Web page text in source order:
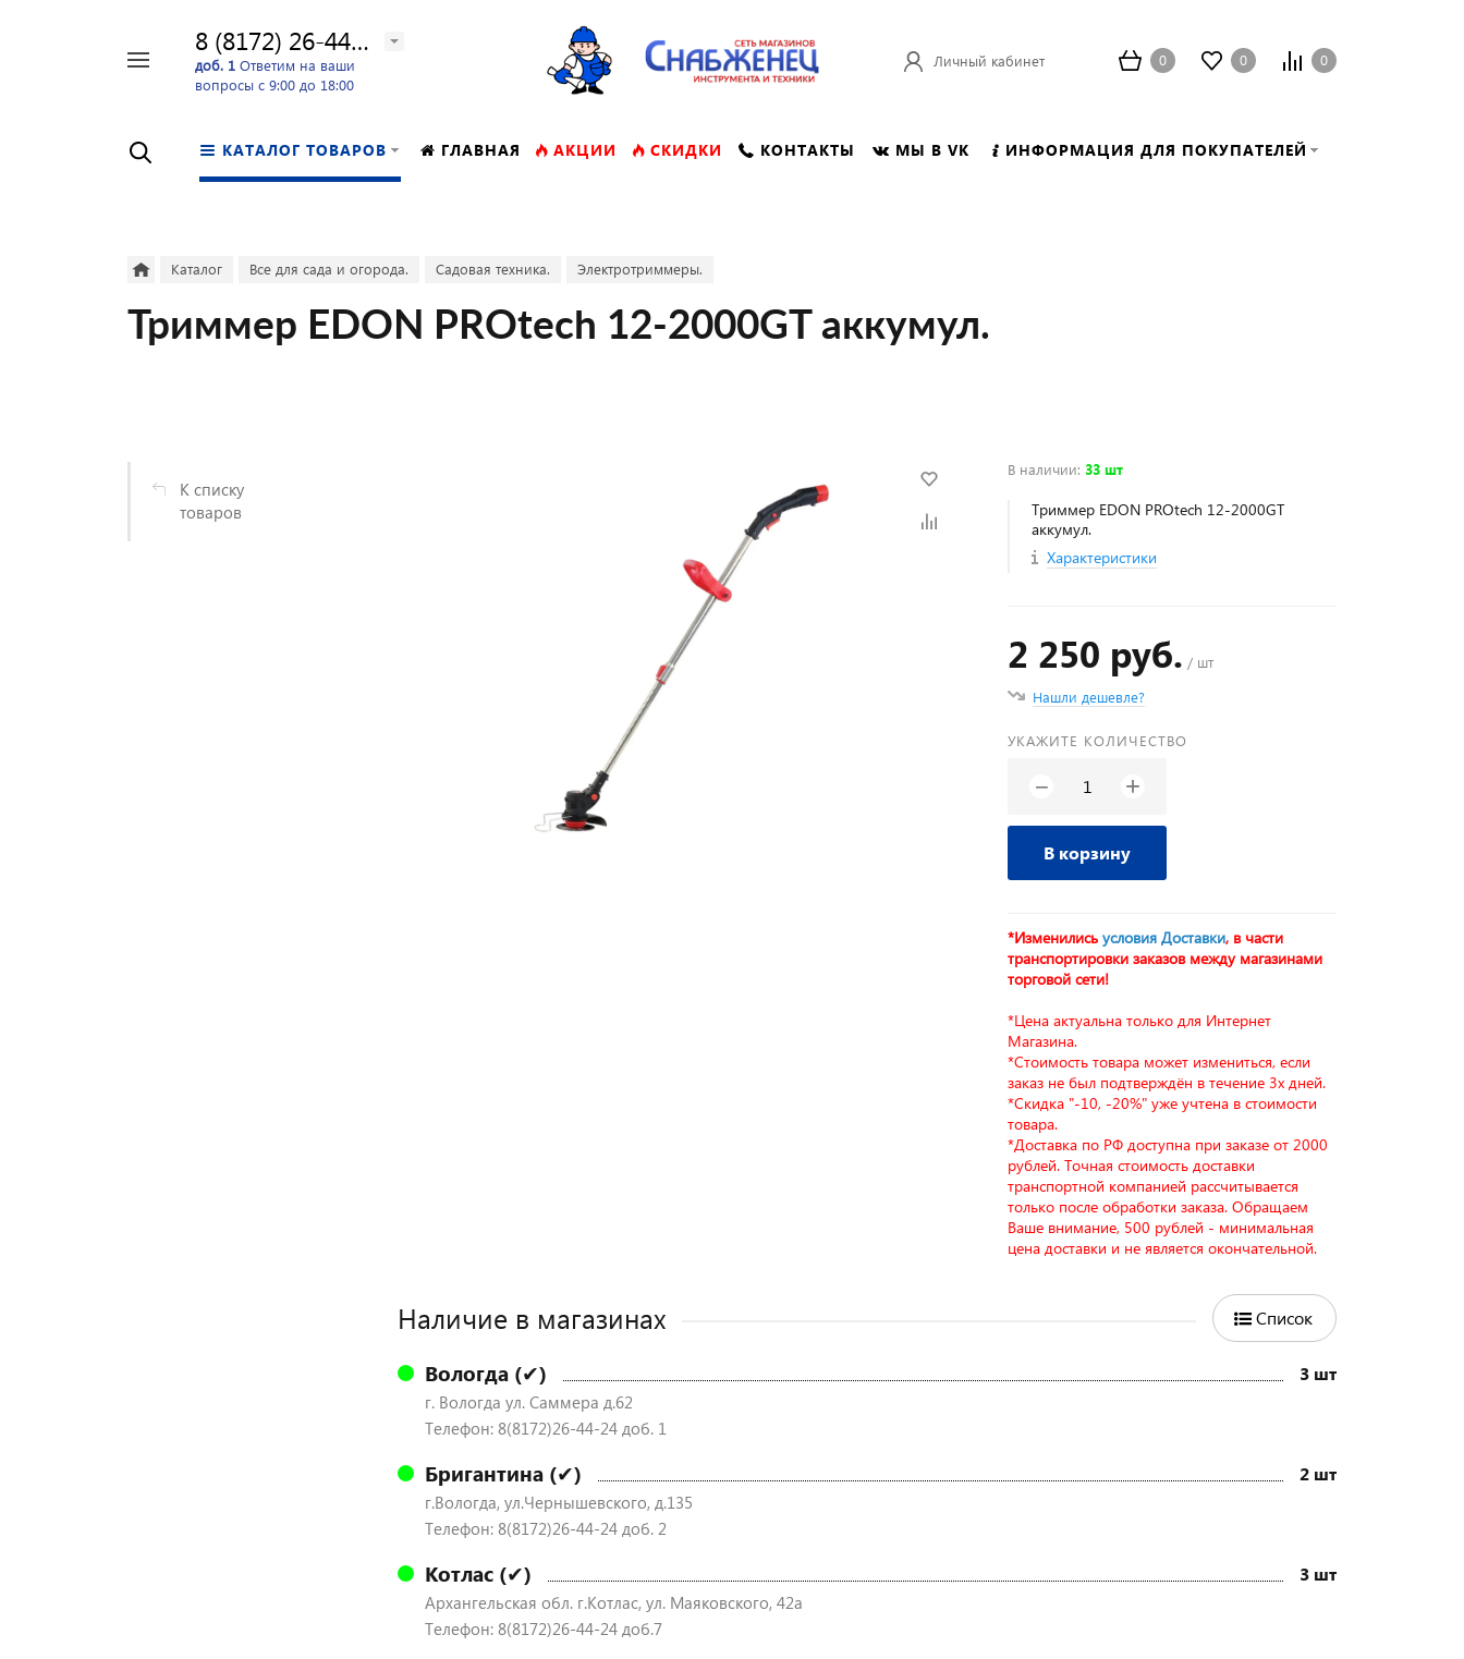
8 (8172) 26-44-24
доб. 1 Ответим на ваши
вопросы с 9:00 до 18:00
Личный кабинет 0 0 0
КАТАЛОГ ТОВАРОВ ГЛАВНАЯ АКЦИИ СКИДКИ КОНТАКТЫ МЫ В VK ИНФОРМАЦИЯ ДЛЯ ПОКУПАТЕЛЕЙ
Каталог Все для сада и огорода. Садовая техника. Электротриммеры.
Триммер EDON PROtech 12-2000GT аккумул.
К списку
товаров
В наличии: 33 шт
Триммер EDON PROtech 12-2000GT
аккумул.
Характеристики
2 250 руб. / шт
Нашли дешевле?
УКАЖИТЕ КОЛИЧЕСТВО
− +
В корзину
*Изменилисьусловия Доставки, в части
транспортировки заказов между магазинами
торговой сети!
*Цена актуальна только для Интернет
Магазина.
*Стоимость товара может измениться, если
заказ не был подтверждён в течение 3х дней.
*Скидка "-10, -20%" уже учтена в стоимости
товара.
*Доставка по РФ доступна при заказе от 2000
рублей. Точная стоимость доставки
транспортной компанией рассчитывается
только после обработки заказа. Обращаем
Ваше внимание, 500 рублей - минимальная
цена доставки и не является окончательной.
Наличие в магазинах Список
Вологда (✔) 3 шт
г. Вологда ул. Саммера д.62
Телефон: 8(8172)26-44-24 доб. 1
Бригантина (✔) 2 шт
г.Вологда, ул.Чернышевского, д.135
Телефон: 8(8172)26-44-24 доб. 2
Котлас (✔) 3 шт
Архангельская обл. г.Котлас, ул. Маяковского, 42а
Телефон: 8(8172)26-44-24 доб.7